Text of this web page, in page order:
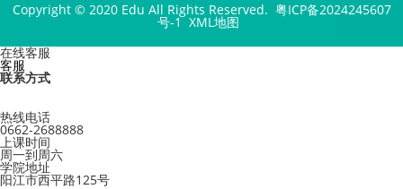
Copyright © 2020 Edu All Rights Reserved. 粤ICP备2024245607
号-1 XML地图
在线客服
客服
联系方式
热线电话
0662-2688888
上课时间
周一到周六
学院地址
阳江市西平路125号